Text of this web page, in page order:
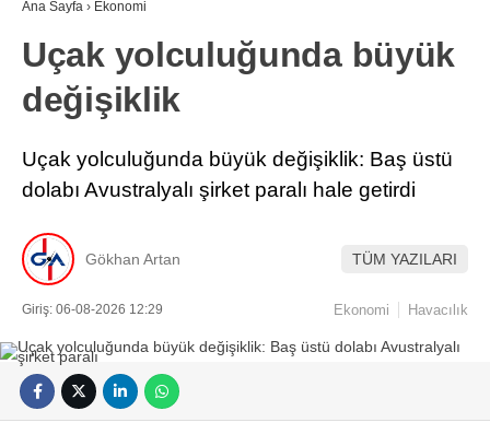
Ana Sayfa › Ekonomi
Uçak yolculuğunda büyük
değişiklik
Uçak yolculuğunda büyük değişiklik: Baş üstü
dolabı Avustralyalı şirket paralı hale getirdi
Gökhan Artan TÜM YAZILARI
Giriş: 06-08-2026 12:29 Ekonomi Havacılık